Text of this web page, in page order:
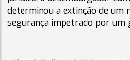
determinou a extinção de um
segurança impetrado por um